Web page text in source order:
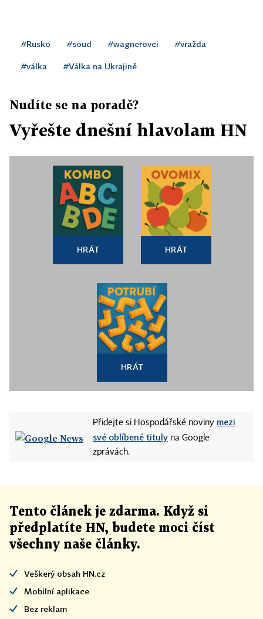
#Rusko #soud #wagnerovci #vražda
#válka #Válka na Ukrajině
Nudíte se na poradě?
Vyřešte dnešní hlavolam HN
HRÁT HRÁT
HRÁT
Přidejte si Hospodářské noviny mezi
své oblíbené tituly na Google
zprávách.
Tento článek je zdarma. Když si
předplatíte HN, budete moci číst
všechny naše články.
Veškerý obsah HN.cz
Mobilní aplikace
Bez reklam